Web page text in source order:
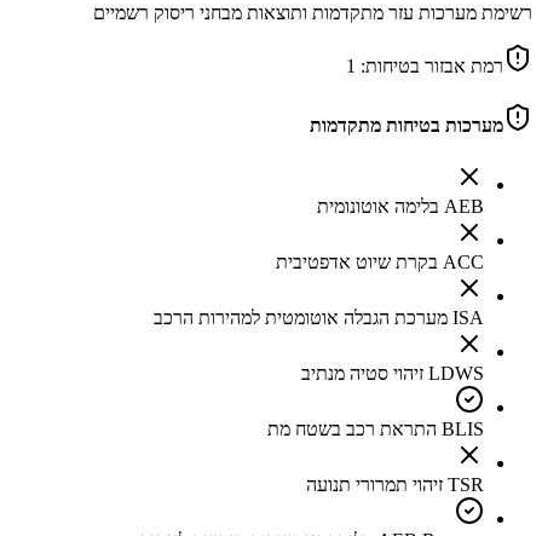
רשימת מערכות עזר מתקדמות ותוצאות מבחני ריסוק רשמיים
רמת אבזור בטיחות: 1
מערכות בטיחות מתקדמות
AEB בלימה אוטונומית
ACC בקרת שיוט אדפטיבית
ISA מערכת הגבלה אוטומטית למהירות הרכב
LDWS זיהוי סטיה מנתיב
BLIS התראת רכב בשטח מת
TSR זיהוי תמרורי תנועה